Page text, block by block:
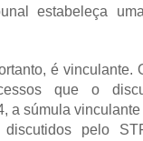
estabeleça
é vinculante.
que o
a súmula
discutidos pelo